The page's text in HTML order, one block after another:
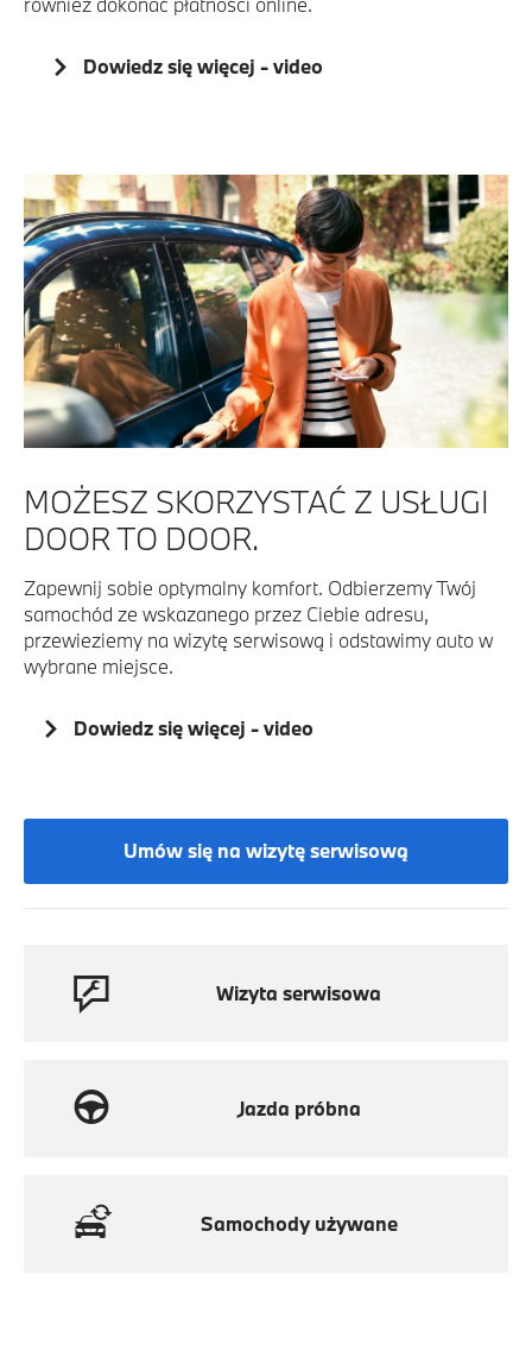
Dowiedz się więcej - video
MOŻESZ SKORZYSTAĆ Z USŁUGI
DOOR TO DOOR.
Zapewnij sobie optymalny komfort. Odbierzemy Twój
samochód ze wskazanego przez Ciebie adresu,
przewieziemy na wizytę serwisową i odstawimy auto w
wybrane miejsce.
Dowiedz się więcej - video
Umów się na wizytę serwisową
Wizyta serwisowa
Jazda próbna
Samochody używane